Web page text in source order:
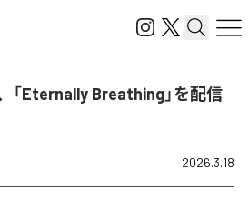
「Eternally Breathing」を配信
2026.3.18